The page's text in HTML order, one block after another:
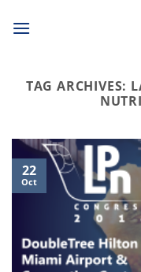
TAG ARCHIVES:
22
Oct